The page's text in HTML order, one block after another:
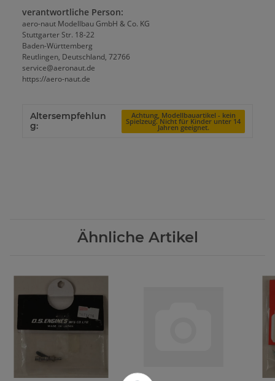
verantwortliche Person:
aero-naut Modellbau GmbH & Co. KG
Stuttgarter Str. 18-22
Baden-Württemberg
Reutlingen, Deutschland, 72766
service@aeronaut.de
https://aero-naut.de
Altersempfehlun
g:
Achtung, Modellbauartikel - kein
Spielzeug. Nicht für Kinder unter 14
Jahren geeignet.
Ähnliche Artikel